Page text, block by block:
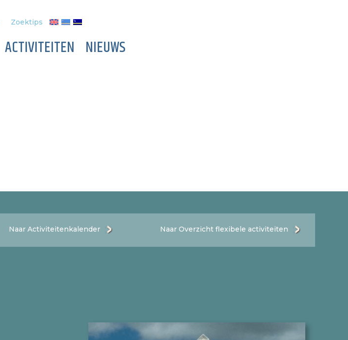
Zoektips
ACTIVITEITEN NIEUWS
Naar Activiteitenkalender Naar Overzicht flexibele activiteiten